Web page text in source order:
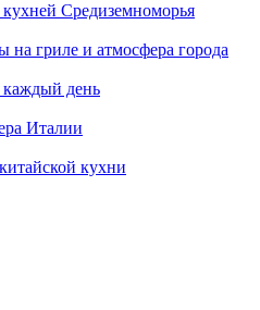
Средиземноморья
на гриле и атмосфера города
каждый день
Италии
кухни